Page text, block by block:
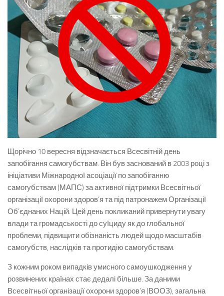
Щорічно 10 вересня відзначається Всесвітній день
запобігання самогубствам. Він був заснований в 2003 році з
ініціативи Міжнародної асоціації по запобіганню
самогубствам (МАПС) за активної підтримки Всесвітньої
організації охорони здоров’я та під патронажем Організації
Об’єднаних Націй. Цей день покликаний привернути увагу
влади та громадськості до суїциду як до глобальної
проблеми, підвищити обізнаність людей щодо масштабів
самогубств, наслідків та протидію самогубствам.
З кожним роком випадків умисного самоушкодження у
розвинених країнах стає дедалі більше. За даними
Всесвітньої організації охорони здоров’я (ВООЗ), загальна